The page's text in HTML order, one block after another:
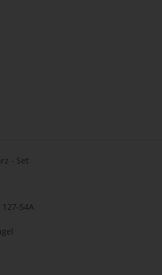
- Set
54A